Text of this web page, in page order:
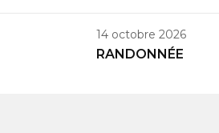
14 octobre 2026
RANDONNÉE